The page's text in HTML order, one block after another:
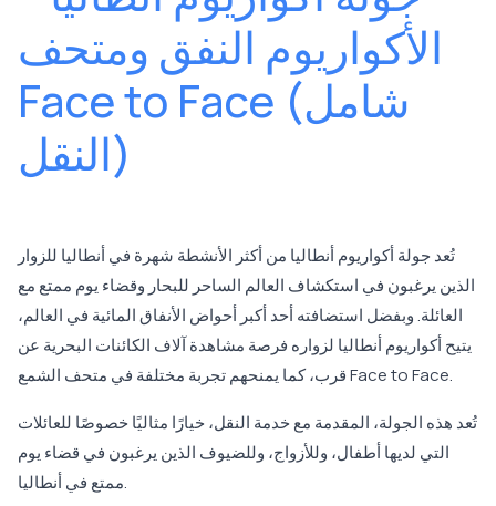
الأكواريوم النفق ومتحف
Face to Face (شامل
النقل)
تُعد جولة أكواريوم أنطاليا من أكثر الأنشطة شهرة في أنطاليا للزوار
الذين يرغبون في استكشاف العالم الساحر للبحار وقضاء يوم ممتع مع
العائلة. وبفضل استضافته أحد أكبر أحواض الأنفاق المائية في العالم،
يتيح أكواريوم أنطاليا لزواره فرصة مشاهدة آلاف الكائنات البحرية عن
قرب، كما يمنحهم تجربة مختلفة في متحف الشمع Face to Face.
تُعد هذه الجولة، المقدمة مع خدمة النقل، خيارًا مثاليًا خصوصًا للعائلات
التي لديها أطفال، وللأزواج، وللضيوف الذين يرغبون في قضاء يوم
ممتع في أنطاليا.